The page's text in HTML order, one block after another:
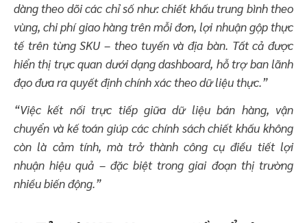
dàng theo dõi các chỉ số như: chiết khấu trung bình theo
vùng, chi phí giao hàng trên mỗi đơn, lợi nhuận gộp thực
tế trên từng SKU – theo tuyến và địa bàn. Tất cả được
hiển thị trực quan dưới dạng dashboard, hỗ trợ ban lãnh
đạo đưa ra quyết định chính xác theo dữ liệu thực.”
“Việc kết nối trực tiếp giữa dữ liệu bán hàng, vận
chuyển và kế toán giúp các chính sách chiết khấu không
còn là cảm tính, mà trở thành công cụ điều tiết lợi
nhuận hiệu quả – đặc biệt trong giai đoạn thị trường
nhiều biến động.”